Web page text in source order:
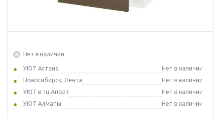
Нет в наличии
УЮТ Астана
Нет в наличии
Новосибирск, Лента
Нет в наличии
УЮТ в тц Апорт
Нет в наличии
УЮТ Алматы
Нет в наличии